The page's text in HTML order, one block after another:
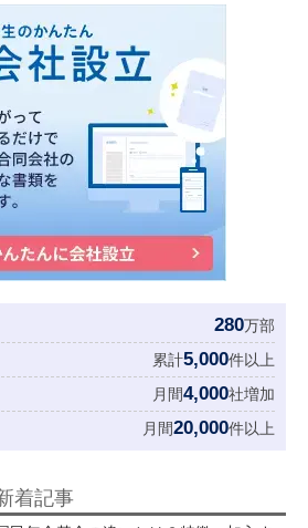
280万部
累計5,000件以上
月間4,000社増加
月間20,000件以上
着記事